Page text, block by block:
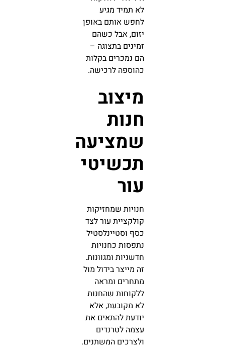
לא תמיד מגיע
לחפש אותם באופן
יזום, אבל כשהם
זמינים בתצוגה –
הם נמכרים בקלות
כהוספה לרכישה.
מיצוב
חנות
שמציעה
תכשיטי
עור
חנויות שמחזיקות
קולקציית עור לצד
כסף וסטיינלסטיל
נתפסות כחנויות
חדשניות ומגוונות.
זה מייצר בידול מול
מתחרים ומראה
ללקוחות שהחנות
לא מקובעת, אלא
יודעת להתאים את
עצמה לטרנדים
ולצרכים המשתנים.